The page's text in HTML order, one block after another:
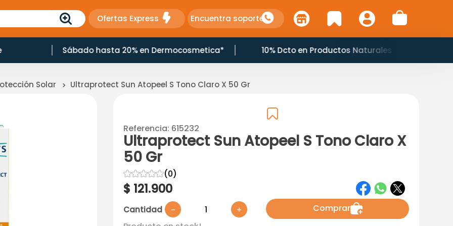
Ofertas Express Encuentra soporte
Sábado hasta 20% en Dermocosmetica* 10% Dcto en Productos Naturales
Solar Ultraprotect Sun Atopeel S Tono Claro X 50 Gr
Referencia: 615232
Ultraprotect Sun Atopeel S Tono Claro X
50 Gr
☆☆☆☆☆(0)
$ 121.900
Cantidad ＋
－
Comprar